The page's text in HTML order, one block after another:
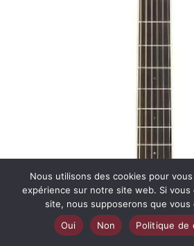
Nous utilisons des cookies pour
expérience sur notre site web. Si vous
site, nous supposerons que
Oui
Non Politique de